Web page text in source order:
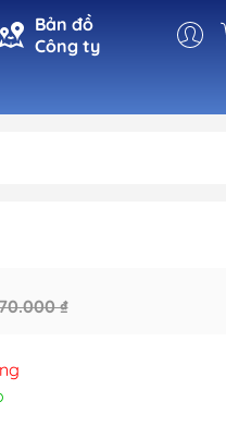
Bản đồ
Công ty
Đèn Trang Trí
₫